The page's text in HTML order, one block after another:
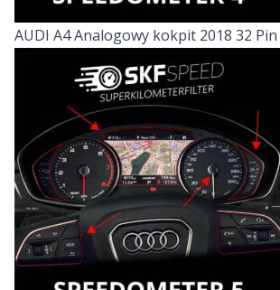
AUDI A4 Analogowy kokpit 2018 32 Pin